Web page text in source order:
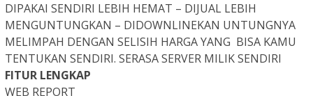
DIPAKAI SENDIRI LEBIH HEMAT – DIJUAL LEBIH
MENGUNTUNGKAN – DIDOWNLINEKAN UNTUNGNYA
MELIMPAH DENGAN SELISIH HARGA YANG BISA KAMU
TENTUKAN SENDIRI. SERASA SERVER MILIK SENDIRI
FITUR LENGKAP
WEB REPORT